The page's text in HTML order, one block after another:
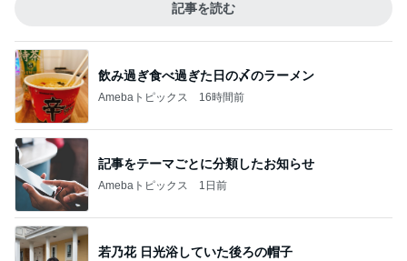
記事を読む
飲み過ぎ食べ過ぎた日の〆のラーメン
Amebaトピックス 16時間前
記事をテーマごとに分類したお知らせ
Amebaトピックス 1日前
若乃花 日光浴していた後ろの帽子